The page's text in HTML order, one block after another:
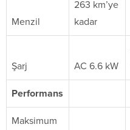
Menzil
263 km’ye
kadar
Şarj AC 6.6 kW
Performans
Maksimum